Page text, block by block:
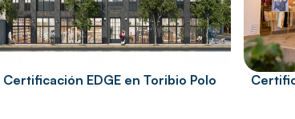
Certificación EDGE en Toribio Polo